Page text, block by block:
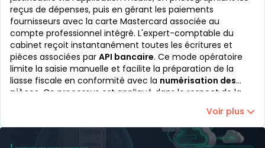
reçus de dépenses, puis en gérant les paiements
fournisseurs avec la carte Mastercard associée au
compte professionnel intégré. L'expert-comptable du
cabinet reçoit instantanément toutes les écritures et
pièces associées par API bancaire. Ce mode opératoire
limite la saisie manuelle et facilite la préparation de la
liasse fiscale en conformité avec la numérisation des
pièces . Ce processus est appliqué dans le respect de la
Voir plus